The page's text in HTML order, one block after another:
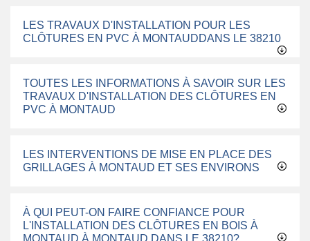
LES TRAVAUX D'INSTALLATION POUR LES
CLÔTURES EN PVC À MONTAUDDANS LE 38210
TOUTES LES INFORMATIONS À SAVOIR SUR LES
TRAVAUX D'INSTALLATION DES CLÔTURES EN
PVC À MONTAUD
LES INTERVENTIONS DE MISE EN PLACE DES
GRILLAGES À MONTAUD ET SES ENVIRONS
À QUI PEUT-ON FAIRE CONFIANCE POUR
L'INSTALLATION DES CLÔTURES EN BOIS À
MONTAUD À MONTAUD DANS LE 38210?